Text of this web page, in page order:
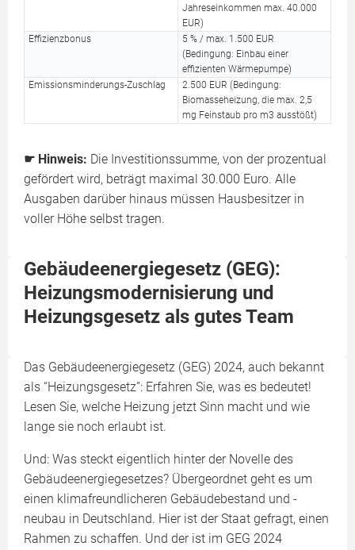
Jahreseinkommen max. 40.000
EUR)
Effizienzbonus
5 % / max. 1.500 EUR
(Bedingung: Einbau einer
effizienten Wärmepumpe)
Emissionsminderungs-Zuschlag
2.500 EUR (Bedingung:
Biomasseheizung, die max. 2,5
mg Feinstaub pro m3 ausstößt)
☛ Hinweis: Die Investitionssumme, von der prozentual
gefördert wird, beträgt maximal 30.000 Euro. Alle
Ausgaben darüber hinaus müssen Hausbesitzer in
voller Höhe selbst tragen.
Gebäudeenergiegesetz (GEG):
Heizungsmodernisierung und
Heizungsgesetz als gutes Team
Das Gebäudeenergiegesetz (GEG) 2024, auch bekannt
als “Heizungsgesetz”: Erfahren Sie, was es bedeutet!
Lesen Sie, welche Heizung jetzt Sinn macht und wie
lange sie noch erlaubt ist.
Und: Was steckt eigentlich hinter der Novelle des
Gebäudeenergiegesetzes? Übergeordnet geht es um
einen klimafreundlicheren Gebäudebestand und -
neubau in Deutschland. Hier ist der Staat gefragt, einen
Rahmen zu schaffen. Und der ist im GEG 2024